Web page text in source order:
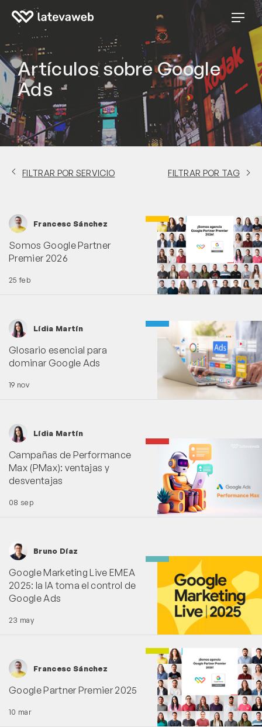
Artículos sobre Google
Ads
FILTRAR POR SERVICIO FILTRAR POR TAG
Francesc Sánchez
Somos Google Partner
Premier 2026
25 feb
Lídia Martín
Glosario esencial para
dominar Google Ads
19 nov
Lídia Martín
Campañas de Performance
Max (PMax): ventajas y
desventajas
08 sep
Bruno Díaz
Google Marketing Live EMEA
2025: la IA toma el control de
Google Ads
23 may
Francesc Sánchez
Google Partner Premier 2025
10 mar